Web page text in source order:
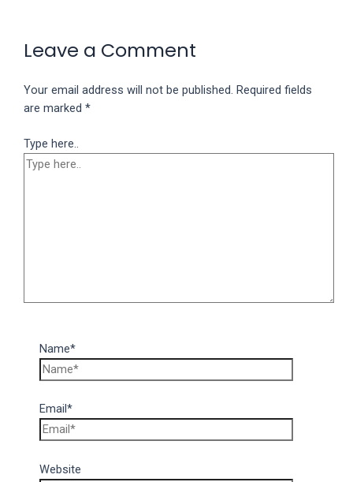
Leave a Comment
Your email address will not be published. Required fields
are marked*
Type here..
Name*
Email*
Website